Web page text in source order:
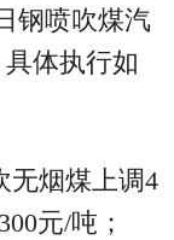
钢喷吹煤汽
体执行如
无烟煤上调4
元/吨；